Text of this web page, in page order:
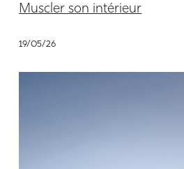
Muscler son intérieur
19/05/26